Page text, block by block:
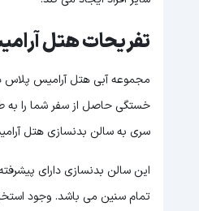
تفریحات هتل
مجموعه آبی هتل آرامیس پلاس
خستگی حاصل از سفر شما را به
سری به سالن بدنسازی هتل
این سالن بدنسازی دارای
تمام سنین می باشد. وجود